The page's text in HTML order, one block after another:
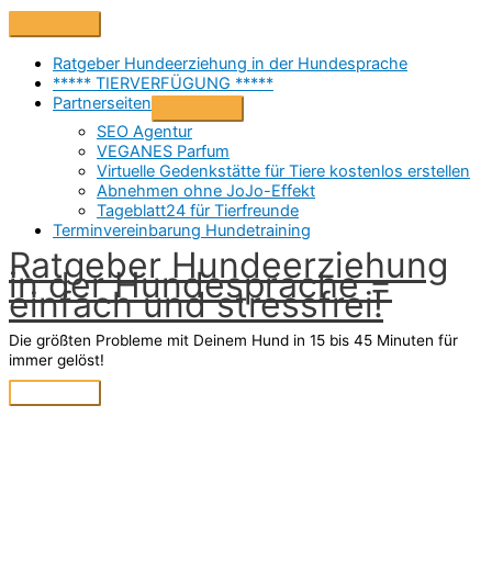
Zum
Inhalt
springen
Above
Header
Ratgeber Hundeerziehung in der Hundesprache
***** TIERVERFÜGUNG *****
Partnerseiten
SEO Agentur
VEGANES Parfum
Virtuelle Gedenkstätte für Tiere kostenlos erstellen
Abnehmen ohne JoJo-Effekt
Tageblatt24 für Tierfreunde
Terminvereinbarung Hundetraining
Ratgeber Hundeerziehung
in der Hundesprache =
einfach und stressfrei!
Die größten Probleme mit Deinem Hund in 15 bis 45 Minuten für
immer gelöst!
Hauptmenü